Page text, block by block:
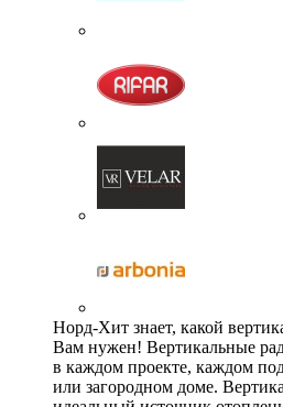
Норд-Хит знает, какой
Вам нужен! Вертикальные
в каждом проекте, каждом
или загородном доме.